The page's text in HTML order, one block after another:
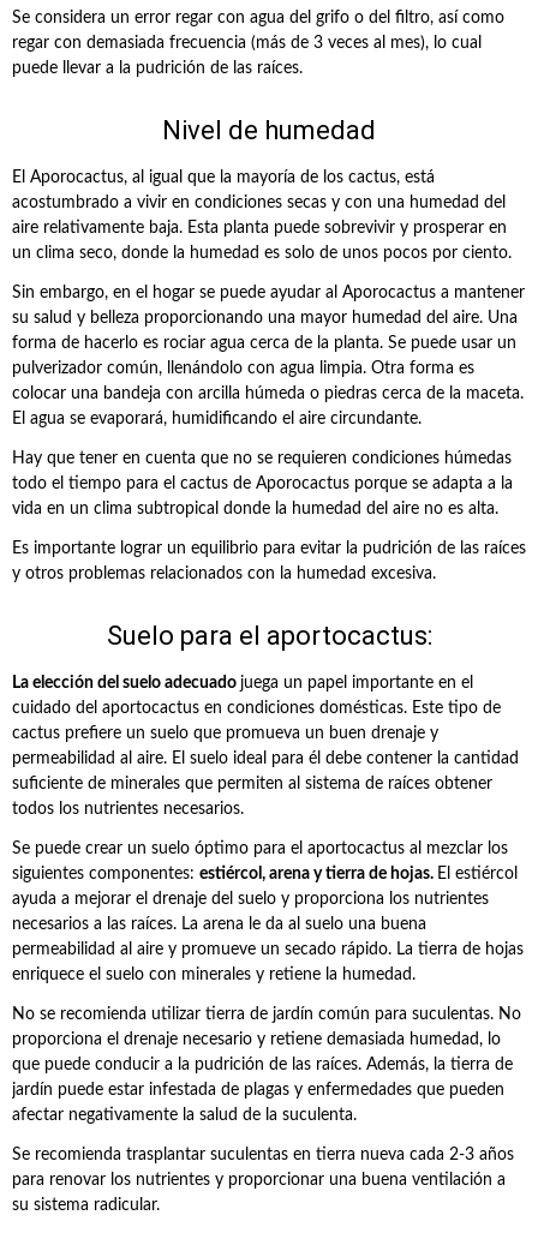
Se considera un error regar con agua del grifo o del filtro, así como
regar con demasiada frecuencia (más de 3 veces al mes), lo cual
puede llevar a la pudrición de las raíces.
Nivel de humedad
El Aporocactus, al igual que la mayoría de los cactus, está
acostumbrado a vivir en condiciones secas y con una humedad del
aire relativamente baja. Esta planta puede sobrevivir y prosperar en
un clima seco, donde la humedad es solo de unos pocos por ciento.
Sin embargo, en el hogar se puede ayudar al Aporocactus a mantener
su salud y belleza proporcionando una mayor humedad del aire. Una
forma de hacerlo es rociar agua cerca de la planta. Se puede usar un
pulverizador común, llenándolo con agua limpia. Otra forma es
colocar una bandeja con arcilla húmeda o piedras cerca de la maceta.
El agua se evaporará, humidificando el aire circundante.
Hay que tener en cuenta que no se requieren condiciones húmedas
todo el tiempo para el cactus de Aporocactus porque se adapta a la
vida en un clima subtropical donde la humedad del aire no es alta.
Es importante lograr un equilibrio para evitar la pudrición de las raíces
y otros problemas relacionados con la humedad excesiva.
Suelo para el aportocactus:
La elección del suelo adecuado juega un papel importante en el
cuidado del aportocactus en condiciones domésticas. Este tipo de
cactus prefiere un suelo que promueva un buen drenaje y
permeabilidad al aire. El suelo ideal para él debe contener la cantidad
suficiente de minerales que permiten al sistema de raíces obtener
todos los nutrientes necesarios.
Se puede crear un suelo óptimo para el aportocactus al mezclar los
siguientes componentes: estiércol, arena y tierra de hojas. El estiércol
ayuda a mejorar el drenaje del suelo y proporciona los nutrientes
necesarios a las raíces. La arena le da al suelo una buena
permeabilidad al aire y promueve un secado rápido. La tierra de hojas
enriquece el suelo con minerales y retiene la humedad.
No se recomienda utilizar tierra de jardín común para suculentas. No
proporciona el drenaje necesario y retiene demasiada humedad, lo
que puede conducir a la pudrición de las raíces. Además, la tierra de
jardín puede estar infestada de plagas y enfermedades que pueden
afectar negativamente la salud de la suculenta.
Se recomienda trasplantar suculentas en tierra nueva cada 2-3 años
para renovar los nutrientes y proporcionar una buena ventilación a
su sistema radicular.